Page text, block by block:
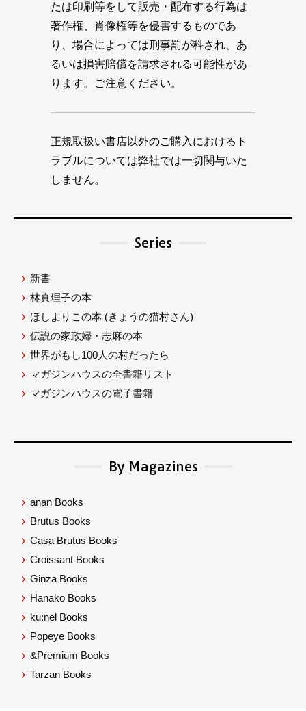
たは印刷等をして販売・配布する行為は
著作権、肖像権等を侵害するものであ
り、場合によっては刑事罰が科され、あ
るいは損害賠償を請求される可能性があ
ります。ご注意ください。
正規取扱い書店以外のご購入におけるト
ラブルについては弊社では一切関与いた
しません。
Series
新書
林真理子の本
ほしよりこの本 (きょうの猫村さん)
伝説の家政婦・志麻の本
世界がもし100人の村だったら
マガジンハウスの全書籍リスト
マガジンハウスの電子書籍
By Magazines
anan Books
Brutus Books
Casa Brutus Books
Croissant Books
Ginza Books
Hanako Books
ku:nel Books
Popeye Books
&Premium Books
Tarzan Books